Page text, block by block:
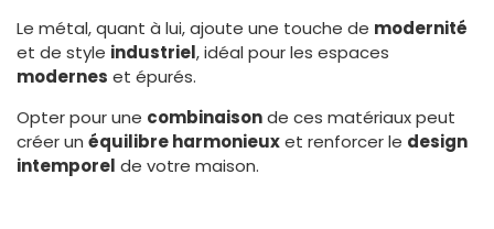
Le métal, quant à lui, ajoute une touche de modernité
et de style industriel, idéal pour les espaces
modernes et épurés.
Opter pour une combinaisonde ces matériaux peut
créer un équilibre harmonieuxet renforcer le design
intemporel de votre maison.